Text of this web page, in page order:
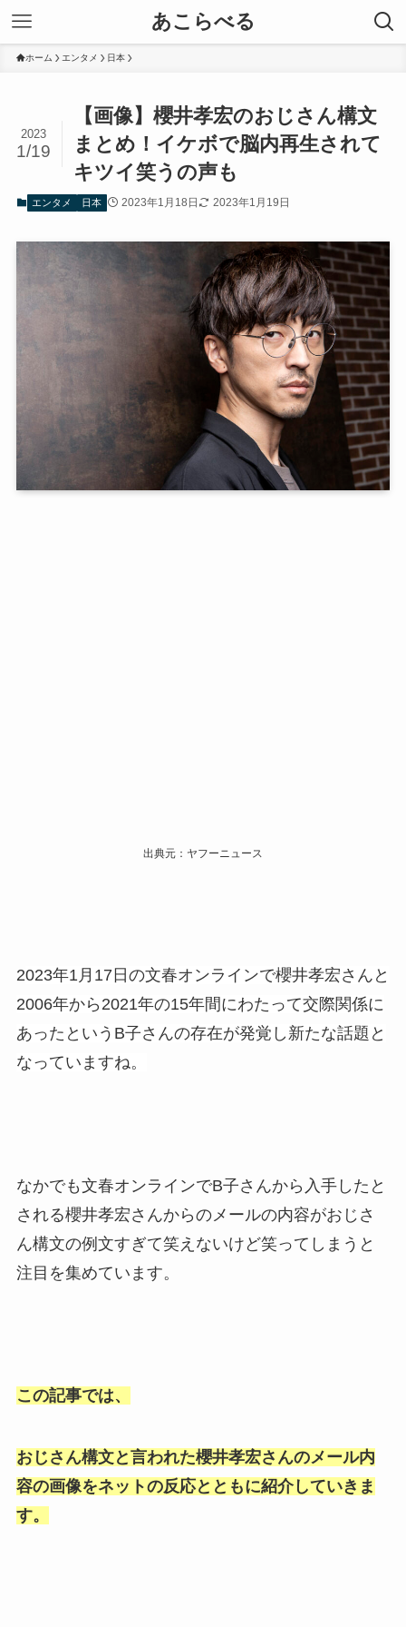
あこらべる
ホーム エンタメ 日本
【画像】櫻井孝宏のおじさん構文
まとめ！イケボで脳内再生されて
キツイ笑うの声も
2023
1/19
エンタメ 日本 2023年1月18日 2023年1月19日
出典元：ヤフーニュース
2023年1月17日の文春オンラインで櫻井孝宏さんと
2006年から2021年の15年間にわたって交際関係に
あったというB子さんの存在が発覚し新たな話題と
なっていますね。
なかでも文春オンラインでB子さんから入手したと
される櫻井孝宏さんからのメールの内容がおじさ
ん構文の例文すぎて笑えないけど笑ってしまうと
注目を集めています。
この記事では、
おじさん構文と言われた櫻井孝宏さんのメール内
容の画像をネットの反応とともに紹介していきま
す。